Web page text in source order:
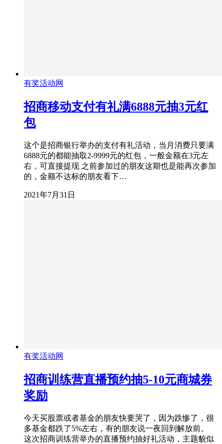
有奖活动网
招商移动支付有礼满6888元抽3元红
包
这个是招商银行举办的支付有礼活动，当月消费只要满
6888元的都能抽取2-9999元的红包，一般金额在3元左
右，可直接提现 之前参加过的朋友这期也是能再次参加
的，金额不达标的朋友看下…
2021年7月31日
有奖活动网
招商训练营直播预约抽5-10元商城券
奖励
今天买股票或者基金的朋友快要哭了，因为跌惨了，很
多基金都跌了5%左右，有的朋友说一夜回到解放前。
这次招商训练营举办的直播预约抽好礼活动，主题貌似